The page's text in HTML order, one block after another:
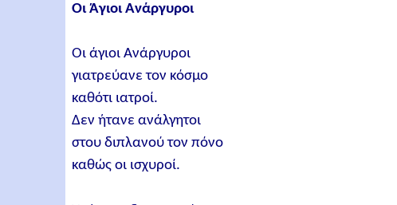
Οι Άγιοι Ανάργυροι
Οι άγιοι Ανάργυροι
γιατρεύανε τον κόσμο
καθότι ιατροί.
Δεν ήτανε ανάλγητοι
στου διπλανού τον πόνο
καθώς οι ισχυροί.